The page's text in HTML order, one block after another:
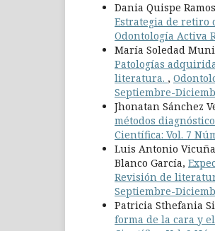
Dania Quispe
Estrategia de retiro
Odontología Activa
María Soledad
Patologías
literatura. ,
Septiembre-
Jhonatan Sánchez
métodos
Científica: Vol. 7
Luis Antonio
Blanco García,
Revisión de
Septiembre-
Patricia Sthefania
forma de la cara y